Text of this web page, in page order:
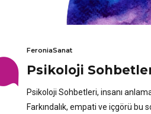
FeroniaSanat
Psikoloji
Psikoloji Sohbetleri, insanı
Farkındalık, empati ve içgörü bu